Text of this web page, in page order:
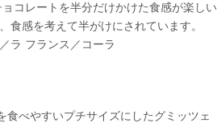
コレートを半分だけかけた食感が楽しい
食感を考えて半がけにされています。
ラ フランス／コーラ
べやすいプチサイズにしたグミッツェ